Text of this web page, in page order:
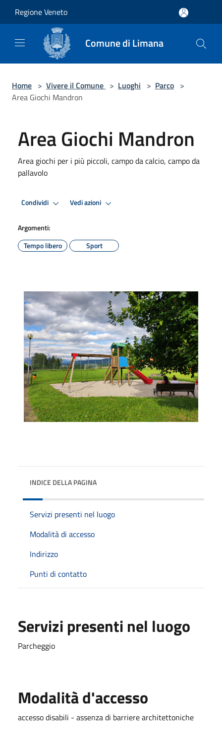
Regione Veneto
Comune di Limana
Home > Vivere il Comune > Luoghi > Parco >
Area Giochi Mandron
Area Giochi Mandron
Area giochi per i più piccoli, campo da calcio, campo da
pallavolo
Condividi Vedi azioni
Argomenti:
Tempo libero
Sport
INDICE DELLA PAGINA
Servizi presenti nel luogo
Modalità di accesso
Indirizzo
Punti di contatto
Servizi presenti nel luogo
Parcheggio
Modalità d'accesso
accesso disabili - assenza di barriere architettoniche